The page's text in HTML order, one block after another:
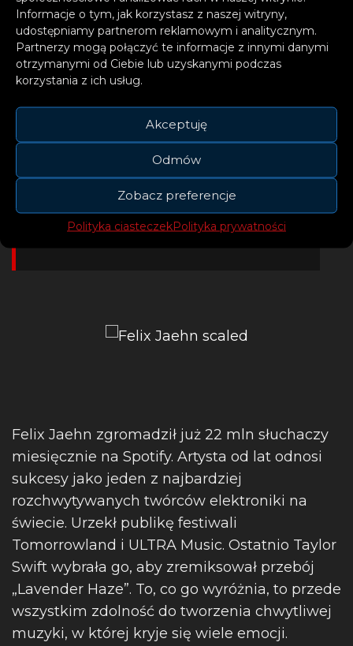
Informacje o tym, jak korzystasz z naszej witryny,
udostępniamy partnerom reklamowym i analitycznym.
Partnerzy mogą połączyć te informacje z innymi danymi
otrzymanymi od Ciebie lub uzyskanymi podczas
korzystania z ich usług.
Akceptuję
Odmów
Zobacz preferencje
Polityka ciasteczekPolityka prywatności
– Jestem niezwykle
podekscytowany wydaniem
mojej drugiej współpracy z
Jonasem Blue – piosenki, w
którą włożyliśmy całe nasze
serca i sporo ciężkiej pracy!
– komentuje Felix.
Felix Jaehn zgromadził już 22 mln słuchaczy
miesięcznie na Spotify. Artysta od lat odnosi
sukcesy jako jeden z najbardziej
rozchwytywanych twórców elektroniki na
świecie. Urzekł publikę festiwali
Tomorrowland i ULTRA Music. Ostatnio Taylor
Swift wybrała go, aby zremiksował przebój
„Lavender Haze”. To, co go wyróżnia, to przede
wszystkim zdolność do tworzenia chwytliwej
muzyki, w której kryje się wiele emocji.